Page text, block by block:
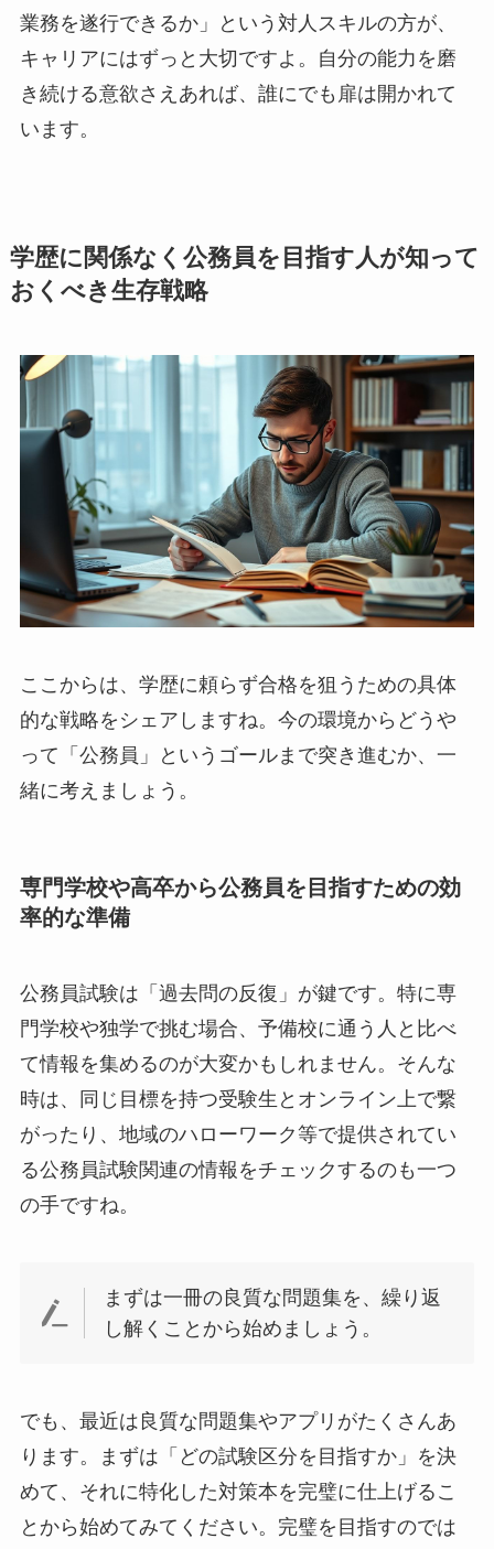
業務を遂行できるか」という対人スキルの方が、
キャリアにはずっと大切ですよ。自分の能力を磨
き続ける意欲さえあれば、誰にでも扉は開かれて
います。
学歴に関係なく公務員を目指す人が知って
おくべき生存戦略
ここからは、学歴に頼らず合格を狙うための具体
的な戦略をシェアしますね。今の環境からどうや
って「公務員」というゴールまで突き進むか、一
緒に考えましょう。
専門学校や高卒から公務員を目指すための効
率的な準備
公務員試験は「過去問の反復」が鍵です。特に専
門学校や独学で挑む場合、予備校に通う人と比べ
て情報を集めるのが大変かもしれません。そんな
時は、同じ目標を持つ受験生とオンライン上で繋
がったり、地域のハローワーク等で提供されてい
る公務員試験関連の情報をチェックするのも一つ
の手ですね。
まずは一冊の良質な問題集を、繰り返
し解くことから始めましょう。
でも、最近は良質な問題集やアプリがたくさんあ
ります。まずは「どの試験区分を目指すか」を決
めて、それに特化した対策本を完璧に仕上げるこ
とから始めてみてください。完璧を目指すのでは